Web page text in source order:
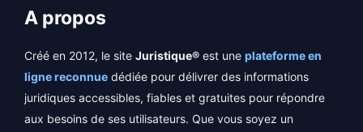
A propos
Créé en 2012, le site Juristique® est une plateforme en
ligne reconnue dédiée pour délivrer des informations
juridiques accessibles, fiables et gratuites pour répondre
aux besoins de ses utilisateurs. Que vous soyez un